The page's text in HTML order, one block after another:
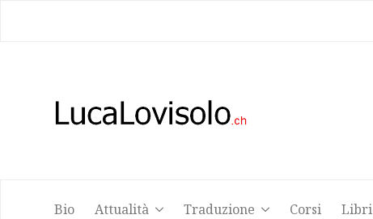
Bio Attualità Traduzione Corsi Libri